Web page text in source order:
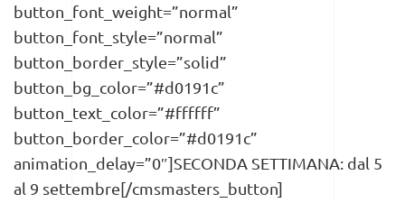
button_font_weight=”normal”
button_font_style=”normal”
button_border_style=”solid”
button_bg_color=”#d0191c”
button_text_color=”#ffffff”
button_border_color=”#d0191c”
animation_delay=”0″]SECONDA SETTIMANA: dal 5
al 9 settembre[/cmsmasters_button]